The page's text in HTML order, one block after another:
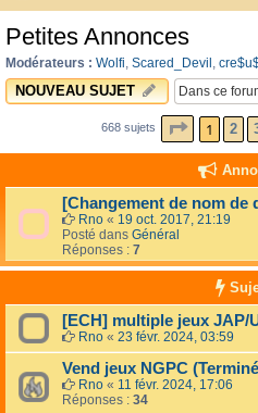
Petites Annonces
Modérateurs : Wolfi, Scared_Devil ,
NOUVEAU SUJET
668 sujets PAGE1
1 2
[Changement de nom de
Rno « 19 oct. 2017, 21:19
Posté dans Général
Réponses : 7
[ECH] multiple jeux JAP/
Rno « 23 févr. 2024, 03:59
Vend jeux NGPC
Rno « 11 févr. 2024, 17:06
Réponses : 34